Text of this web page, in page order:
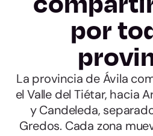
por
La provincia de Ávila
el Valle del Tiétar, hacia
y Candeleda,
Gredos. Cada zona